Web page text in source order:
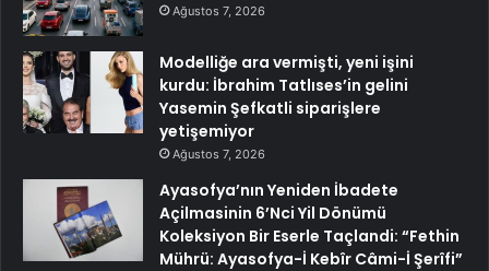
Ağustos 7, 2026
Modelliğe ara vermişti, yeni işini
kurdu: İbrahim Tatlıses’in gelini
Yasemin Şefkatli siparişlere
yetişemiyor
Ağustos 7, 2026
Ayasofya’nın Yeniden İbadete
Açilmasinin 6’Nci Yil Dönümü
Koleksiyon Bir Eserle Taçlandi: “Fethin
Mührü: Ayasofya-İ Kebîr Câmi-İ Şerîfi”